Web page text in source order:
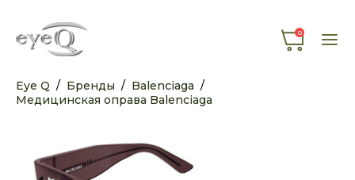
0
Eye Q / Бренды / Balenciaga /
Медицинская оправа Balenciaga